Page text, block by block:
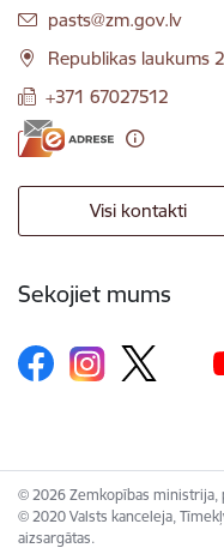
E-pasts:
pasts@zm.gov.lv
Republikas laukums
+371 67027512
Visi kontakti
Sekojiet mums
© 2026 Zemkopības ministrija,
© 2020 Valsts kanceleja,
aizsargātas.